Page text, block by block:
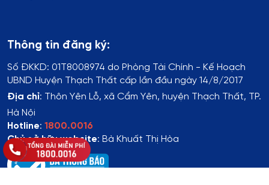
Thông tin đăng ký:
Số ĐKKD: 01T8008974 do Phòng Tài Chính - Kế Hoạch
UBND Huyện Thạch Thất cấp lần đầu ngày 14/8/2017
Địa chỉ: Thôn Yên Lỗ, xã Cẩm Yên, huyện Thạch Thất, TP.
Hà Nội
Hotline: 1800.0016
Chủ sở hữu website: Bà Khuất Thị Hòa